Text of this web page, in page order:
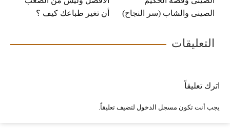
الصينى والشاب (سر النجاح)
أن تغير طباعك كيف ؟
التعليقات
اترك تعليقاً
يجب أنت تكون مسجل الدخول لتضيف تعليقاً.